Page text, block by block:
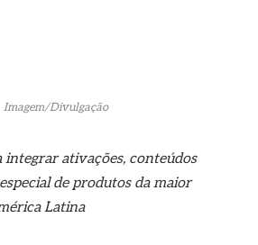
Imagem/Divulgação
integrar ativações, conteúdos
de produtos da maior
Latina